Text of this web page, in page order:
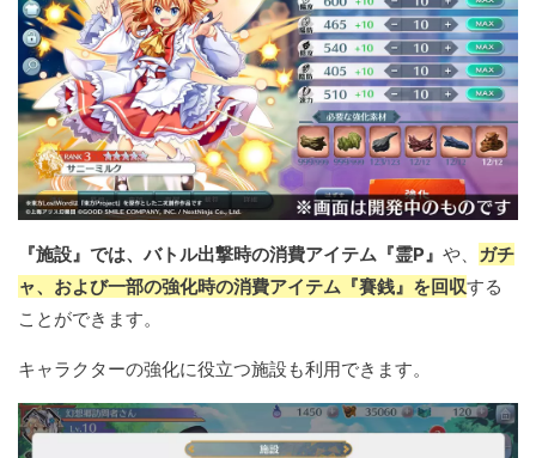
『施設』では、バトル出撃時の消費アイテム『霊P』 や、 ガチ
ャ、および一部の強化時の消費アイテム『賽銭』を回収する
ことができます。
キャラクターの強化に役立つ施設も利用できます。